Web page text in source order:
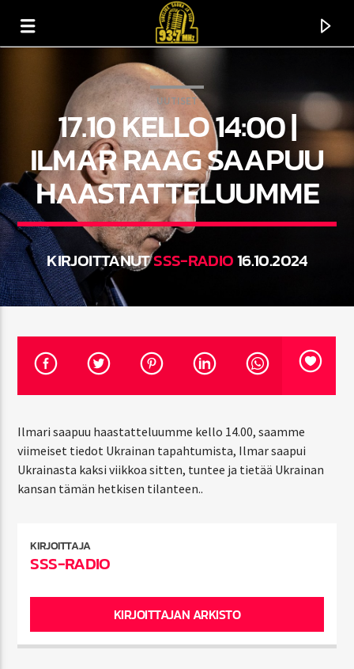
CURRENT TRACK
ARTIST
CUBALIBRE
8:00 AM 9:00 AM
SSS-Radio
UUTISET
17.10 KELLO 14:00 |
ILMAR RAAG SAAPUU
HAASTATTELUUMME
KIRJOITTANUTSSS-RADIO16.10.2024
Ilmari saapuu haastatteluumme kello 14.00, saamme
viimeiset tiedot Ukrainan tapahtumista, Ilmar saapui
Ukrainasta kaksi viikkoa sitten, tuntee ja tietää Ukrainan
kansan tämän hetkisen tilanteen..
KIRJOITTAJA
SSS-RADIO
KIRJOITTAJAN ARKISTO